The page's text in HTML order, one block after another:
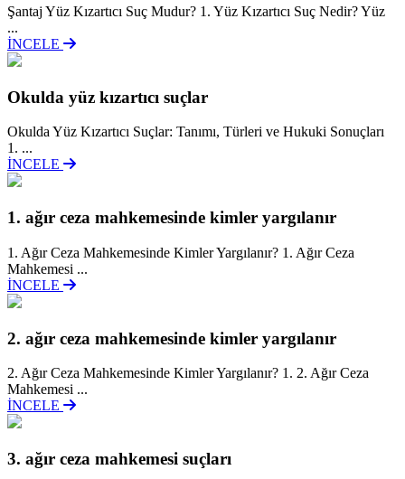
Şantaj Yüz Kızartıcı Suç Mudur? 1. Yüz Kızartıcı Suç Nedir? Yüz
...
İNCELE
Okulda yüz kızartıcı suçlar
Okulda Yüz Kızartıcı Suçlar: Tanımı, Türleri ve Hukuki Sonuçları
1. ...
İNCELE
1. ağır ceza mahkemesinde kimler yargılanır
1. Ağır Ceza Mahkemesinde Kimler Yargılanır? 1. Ağır Ceza
Mahkemesi ...
İNCELE
2. ağır ceza mahkemesinde kimler yargılanır
2. Ağır Ceza Mahkemesinde Kimler Yargılanır? 1. 2. Ağır Ceza
Mahkemesi ...
İNCELE
3. ağır ceza mahkemesi suçları